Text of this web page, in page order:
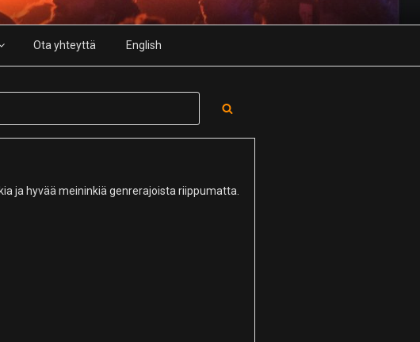
Ota yhteyttä English
ja hyvää meininkiä genrerajoista riippumatta.